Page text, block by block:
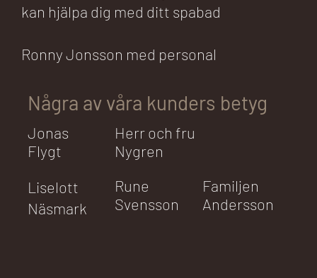
kan hjälpa dig med ditt spabad
Ronny Jonsson med personal
Några av våra kunders betyg
Jonas
Flygt
Herr och fru
Nygren
Liselott
Näsmark
Rune
Svensson
Familjen
Andersson